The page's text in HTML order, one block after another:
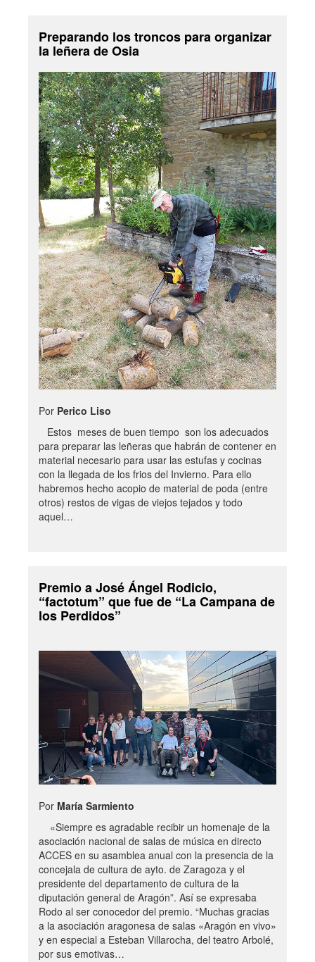
Preparando los troncos para organizar
la leñera de Osia
Por Perico Liso
Estos meses de buen tiempo son los adecuados
para preparar las leñeras que habrán de contener en
material necesario para usar las estufas y cocinas
con la llegada de los frios del Invierno. Para ello
habremos hecho acopio de material de poda (entre
otros) restos de vigas de viejos tejados y todo
aquel…
Premio a José Ángel Rodicio,
“factotum” que fue de “La Campana de
los Perdidos”
Por María Sarmiento
«Siempre es agradable recibir un homenaje de la
asociación nacional de salas de música en directo
ACCES en su asamblea anual con la presencia de la
concejala de cultura de ayto. de Zaragoza y el
presidente del departamento de cultura de la
diputación general de Aragón”. Así se expresaba
Rodo al ser conocedor del premio. “Muchas gracias
a la asociación aragonesa de salas «Aragón en vivo»
y en especial a Esteban Villarocha, del teatro Arbolé,
por sus emotivas…